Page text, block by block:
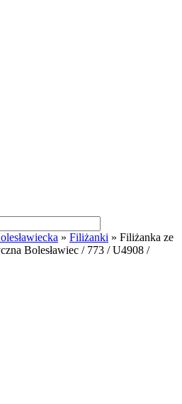
» Filiżanki » Filiżanka ze
Bolesławiec / 773 / U4908 /